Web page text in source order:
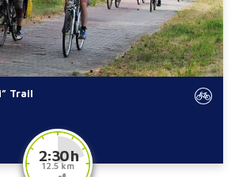
Trail
2:30 h
12.5 km